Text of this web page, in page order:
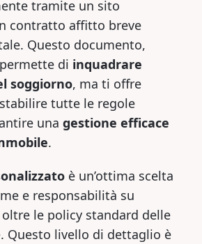
tramite un sito
contratto affitto breve
Questo documento,
di inquadrare
soggiorno, ma ti offre
tutte le regole
una gestione efficace
.
è un’ottima scelta
e responsabilità su
le policy standard delle
Questo livello di dettaglio è